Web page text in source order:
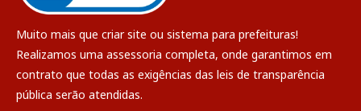
Muito mais que criar site ou sistema para prefeituras!
Realizamos uma assessoria completa, onde garantimos em
contrato que todas as exigências das leis de transparência
pública serão atendidas.